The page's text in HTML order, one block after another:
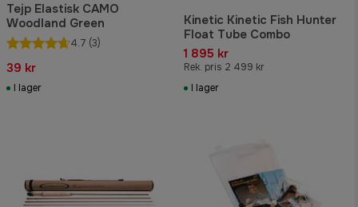
Tejp Elastisk CAMO
Woodland Green
4.7 (3)
39 kr
I lager
Kinetic Kinetic Fish Hunter
Float Tube Combo
1 895 kr
Rek. pris 2 499 kr
I lager